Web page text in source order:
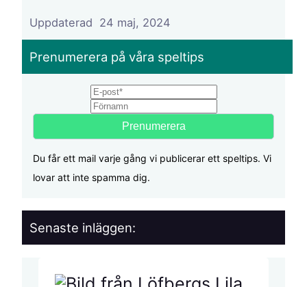
24 maj, 2024
Prenumerera på våra speltips
Du får ett mail varje gång vi publicerar ett speltips. Vi
lovar att inte spamma dig.
Senaste inläggen: